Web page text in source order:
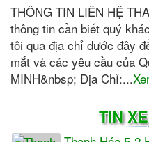
THÔNG TIN LIÊN HỆ
thông tin cần biết quý
tôi qua địa chỉ dước đây
mắt và các yêu cầu của
MINH&nbsp; Địa Chỉ:...
TIN